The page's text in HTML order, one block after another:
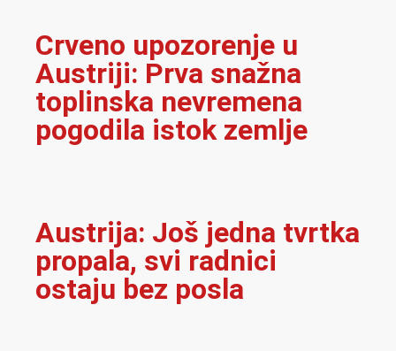
Crveno upozorenje u
Austriji: Prva snažna
toplinska nevremena
pogodila istok zemlje
Austrija: Još jedna tvrtka
propala, svi radnici
ostaju bez posla